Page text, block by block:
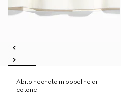
Abito neonato in popeline di
cotone